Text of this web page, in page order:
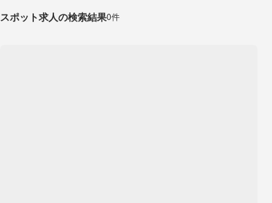
スポット求人の検索結果0件